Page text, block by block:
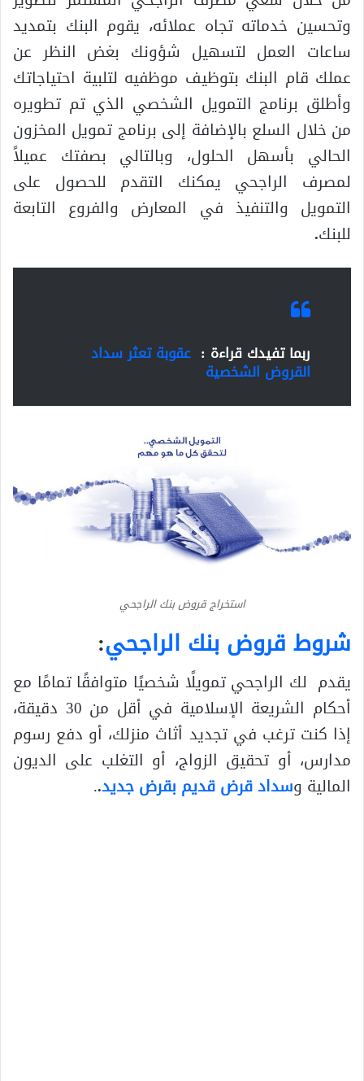
وتحسين خدماته تجاه عملائه، يقوم البنك بتمديد
ساعات العمل لتسهيل شؤونك بغض النظر عن
عملك قام البنك بتوظيف موظفيه لتلبية احتياجاتك
وأطلق برنامج التمويل الشخصي الذي تم تطويره
من خلال السلع بالإضافة إلى برنامج تمويل المخزون
الحالي بأسهل الحلول، وبالتالي بصفتك عميلاً
لمصرف الراجحي يمكنك التقدم للحصول على
التمويل والتنفيذ في المعارض والفروع التابعة
للبنك.
ربما تفيدك قراءة : عقوبة تعثر سداد
القروض الشخصية
استخراج قروض بنك الراجحي
شروط قروض بنك الراجحي:
يقدم لك الراجحي تمويلًا شخصيًا متوافقًا تمامًا مع
أحكام الشريعة الإسلامية في أقل من 30 دقيقة،
إذا كنت ترغب في تجديد أثاث منزلك، أو دفع رسوم
مدارس، أو تحقيق الزواج، أو التغلب على الديون
المالية وسداد قرض قديم بقرض جديد.
.